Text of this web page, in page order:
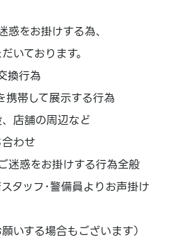
をお掛けする為、
いております。
換行為
携帯して展示する行為
店舗の周辺など
わせ
迷惑をお掛けする行為全般
タッフ･警備員よりお声掛け
いする場合もございます）